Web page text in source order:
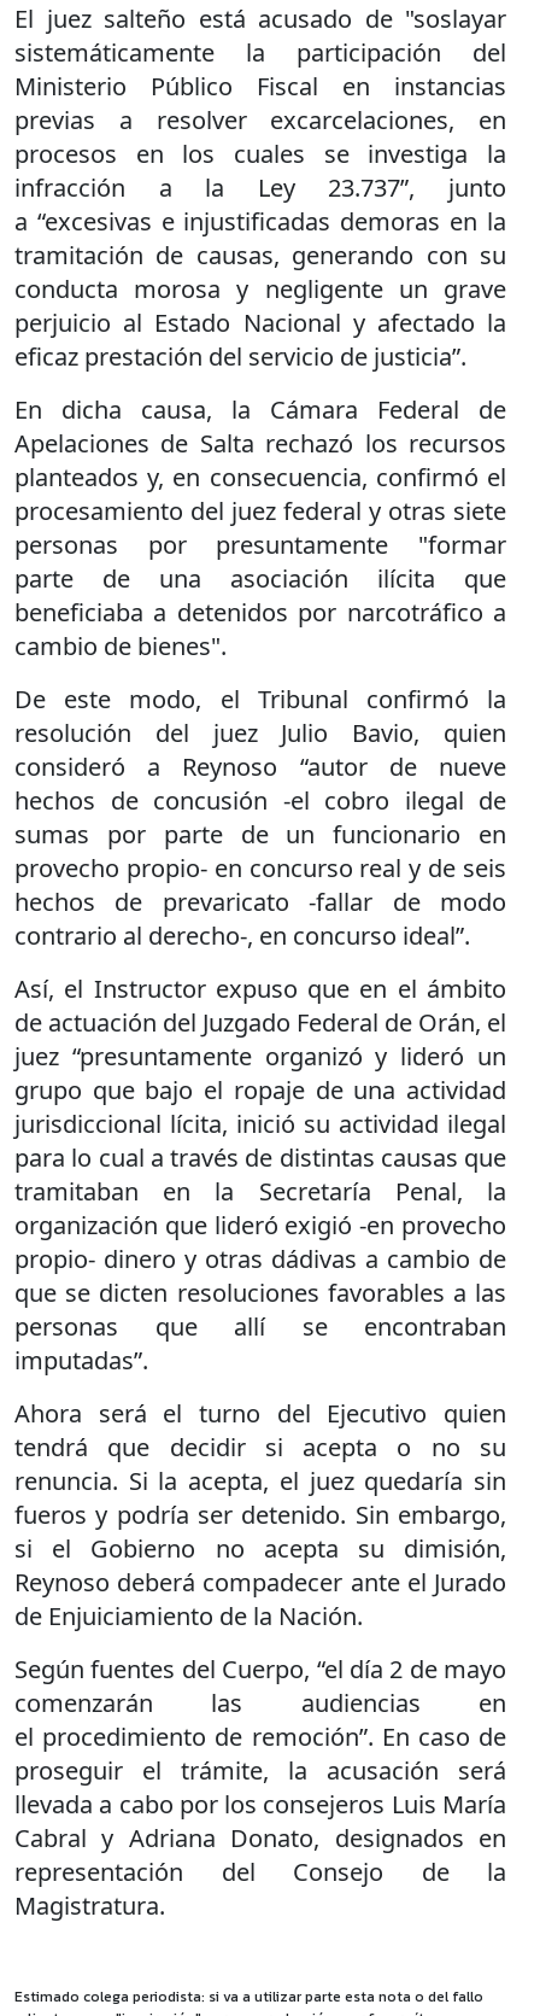
El juez salteño está acusado de "soslayar
sistemáticamente la participación del
Ministerio Público Fiscal en instancias
previas a resolver excarcelaciones, en
procesos en los cuales se investiga la
infracción a la Ley 23.737”, junto
a “excesivas e injustificadas demoras en la
tramitación de causas, generando con su
conducta morosa y negligente un grave
perjuicio al Estado Nacional y afectado la
eficaz prestación del servicio de justicia”.
En dicha causa, la Cámara Federal de
Apelaciones de Salta rechazó los recursos
planteados y, en consecuencia, confirmó el
procesamiento del juez federal y otras siete
personas por presuntamente "formar
parte de una asociación ilícita que
beneficiaba a detenidos por narcotráfico a
cambio de bienes".
De este modo, el Tribunal confirmó la
resolución del juez Julio Bavio, quien
consideró a Reynoso “autor de nueve
hechos de concusión -el cobro ilegal de
sumas por parte de un funcionario en
provecho propio- en concurso real y de seis
hechos de prevaricato -fallar de modo
contrario al derecho-, en concurso ideal”.
Así, el Instructor expuso que en el ámbito
de actuación del Juzgado Federal de Orán, el
juez “presuntamente organizó y lideró un
grupo que bajo el ropaje de una actividad
jurisdiccional lícita, inició su actividad ilegal
para lo cual a través de distintas causas que
tramitaban en la Secretaría Penal, la
organización que lideró exigió -en provecho
propio- dinero y otras dádivas a cambio de
que se dicten resoluciones favorables a las
personas que allí se encontraban
imputadas”.
Ahora será el turno del Ejecutivo quien
tendrá que decidir si acepta o no su
renuncia. Si la acepta, el juez quedaría sin
fueros y podría ser detenido. Sin embargo,
si el Gobierno no acepta su dimisión,
Reynoso deberá compadecer ante el Jurado
de Enjuiciamiento de la Nación.
Según fuentes del Cuerpo, “el día 2 de mayo
comenzarán las audiencias en
el procedimiento de remoción”. En caso de
proseguir el trámite, la acusación será
llevada a cabo por los consejeros Luis María
Cabral y Adriana Donato, designados en
representación del Consejo de la
Magistratura.
Estimado colega periodista: si va a utilizar parte esta nota o del fallo